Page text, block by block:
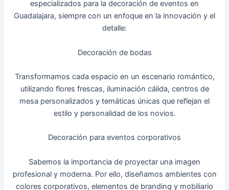
especializados para la decoración de eventos en
Guadalajara, siempre con un enfoque en la innovación y el
detalle:
Decoración de bodas
Transformamos cada espacio en un escenario romántico,
utilizando flores frescas, iluminación cálida, centros de
mesa personalizados y temáticas únicas que reflejan el
estilo y personalidad de los novios.
Decoración para eventos corporativos
Sabemos la importancia de proyectar una imagen
profesional y moderna. Por ello, diseñamos ambientes con
colores corporativos, elementos de branding y mobiliario